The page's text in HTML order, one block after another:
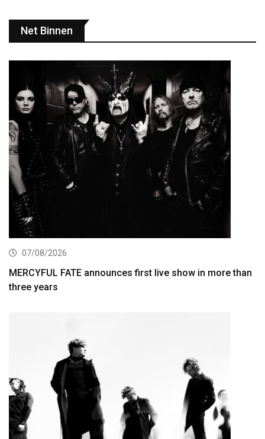
Net Binnen
07/08/2026
MERCYFUL FATE announces first live show in more than
three years